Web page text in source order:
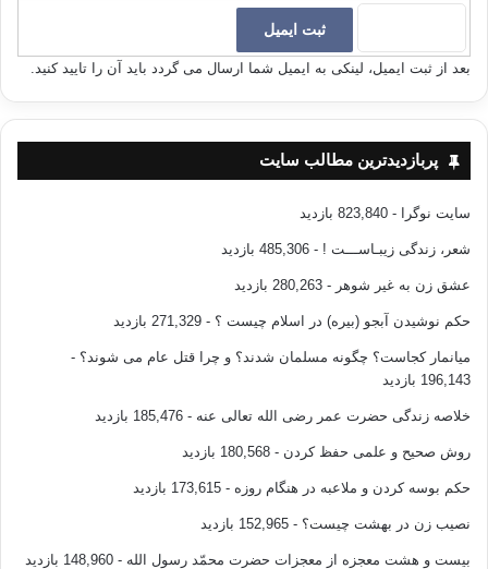
بعد از ثبت ایمیل، لینکی به ایمیل شما ارسال می گردد باید آن را تایید کنید.
پربازدیدترین مطالب سایت
سایت نوگرا - 823,840 بازدید
شعر، زندگی زیبـاســـت ! - 485,306 بازدید
عشق زن به غیر شوهر - 280,263 بازدید
حکم نوشیدن آبجو (بیره) در اسلام چیست ؟ - 271,329 بازدید
میانمار کجاست؟ چگونه مسلمان شدند؟ و چرا قتل عام می شوند؟ -
196,143 بازدید
خلاصه زندگی حضرت عمر رضی الله تعالی عنه - 185,476 بازدید
روش صحیح و علمی حفظ کردن - 180,568 بازدید
حکم بوسه کردن و ملاعبه در هنگام روزه - 173,615 بازدید
نصیب زن در بهشت چیست؟ - 152,965 بازدید
بیست و هشت معجزه از معجزات حضرت محمّد رسول الله - 148,960 بازدید